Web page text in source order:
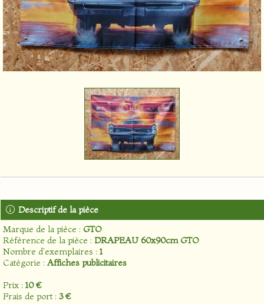
Descriptif de la pièce
Marque de la pièce : GTO
Référence de la pièce : DRAPEAU 60x90cm GTO
Nombre d'exemplaires : 1
Catégorie : Affiches publicitaires
Prix : 10 €
Frais de port : 3 €